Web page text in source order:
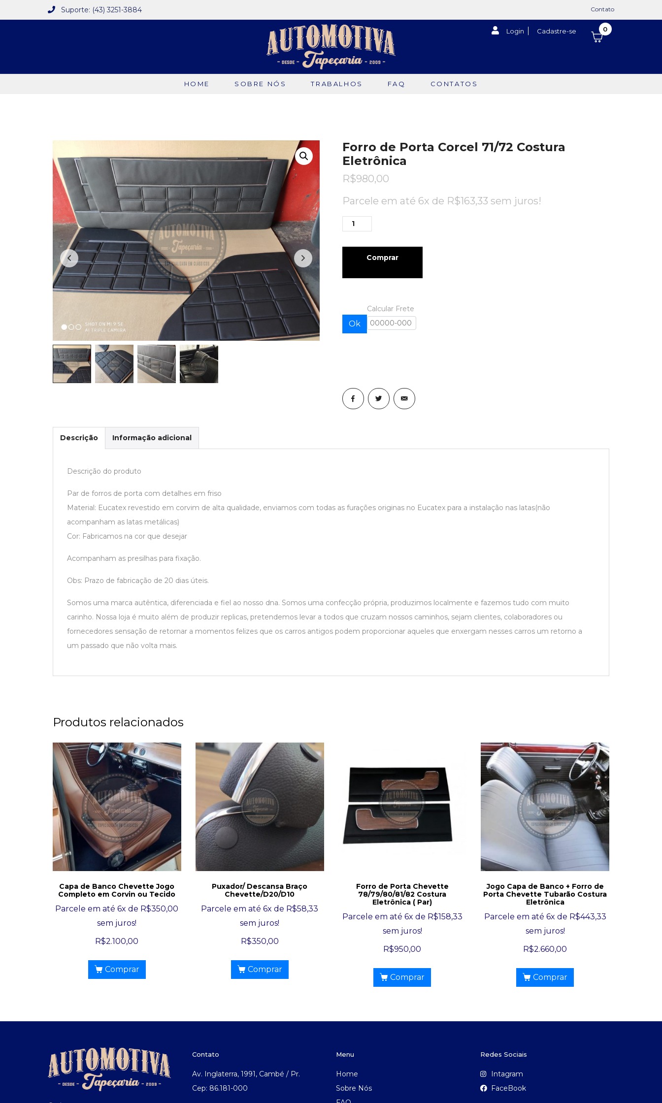
Suporte: (43) 3251-3884 Contato
Login Cadastre-se 0
HOME SOBRE NÓS TRABALHOS FAQ CONTATOS
Forro de Porta Corcel 71/72 Costura
Eletrônica
R$980,00
Parcele em até 6x de R$163,33 sem juros!
Comprar
Calcular Frete
Ok
Descrição Informação adicional
Descrição do produto
Par de forros de porta com detalhes em friso
Material: Eucatex revestido em corvim de alta qualidade, enviamos com todas as furações originas no Eucatex para a instalação nas latas(não
acompanham as latas metálicas)
Cor: Fabricamos na cor que desejar
Acompanham as presilhas para fixação.
Obs: Prazo de fabricação de 20 dias úteis.
Somos uma marca autêntica, diferenciada e fiel ao nosso dna. Somos uma confecção própria, produzimos localmente e fazemos tudo com muito
carinho. Nossa loja é muito além de produzir replicas, pretendemos levar a todos que cruzam nossos caminhos, sejam clientes, colaboradores ou
fornecedores sensação de retornar a momentos felizes que os carros antigos podem proporcionar aqueles que enxergam nesses carros um retorno a
um passado que não volta mais.
Produtos relacionados
Capa de Banco Chevette Jogo
Completo em Corvin ou Tecido
Parcele em até 6x de R$350,00
sem juros!
R$2.100,00
Comprar
Puxador/ Descansa Braço
Chevette/D20/D10
Parcele em até 6x de R$58,33
sem juros!
R$350,00
Comprar
Forro de Porta Chevette
78/79/80/81/82 Costura
Eletrônica ( Par)
Parcele em até 6x de R$158,33
sem juros!
R$950,00
Comprar
Jogo Capa de Banco + Forro de
Porta Chevette Tubarão Costura
Eletrônica
Parcele em até 6x de R$443,33
sem juros!
R$2.660,00
Comprar
Contato
Av. Inglaterra, 1991, Cambé / Pr.
Cep: 86.181-000
Menu
Home
Sobre Nós
Redes Sociais
Intagram
FaceBook